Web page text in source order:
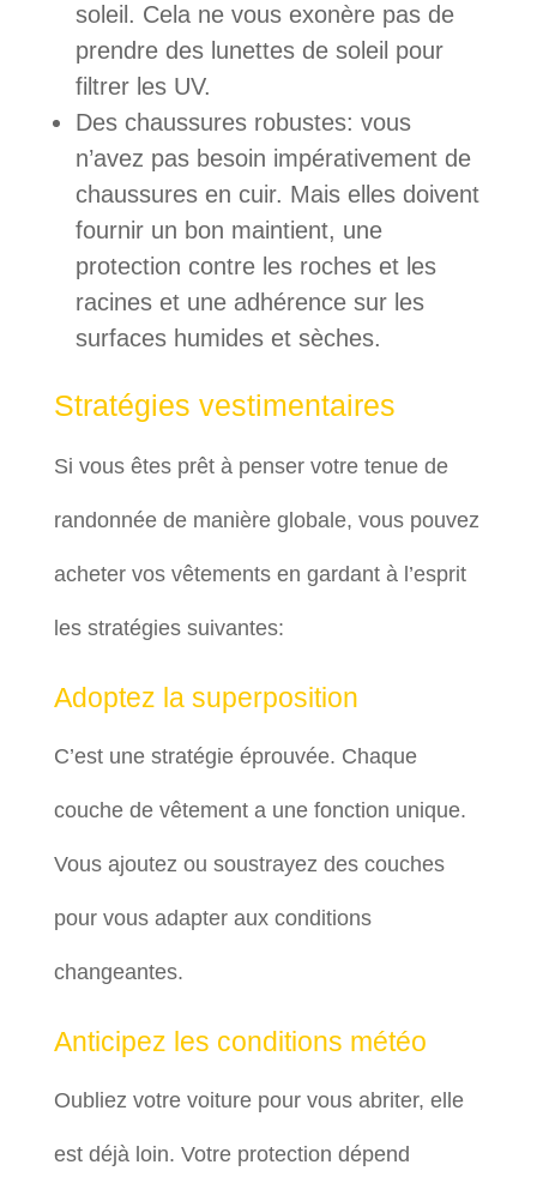
soleil. Cela ne vous exonère pas de
prendre des lunettes de soleil pour
filtrer les UV.
Des chaussures robustes: vous
n’avez pas besoin impérativement de
chaussures en cuir. Mais elles doivent
fournir un bon maintient, une
protection contre les roches et les
racines et une adhérence sur les
surfaces humides et sèches.
Stratégies vestimentaires
Si vous êtes prêt à penser votre tenue de
randonnée de manière globale, vous pouvez
acheter vos vêtements en gardant à l’esprit
les stratégies suivantes:
Adoptez la superposition
C’est une stratégie éprouvée. Chaque
couche de vêtement a une fonction unique.
Vous ajoutez ou soustrayez des couches
pour vous adapter aux conditions
changeantes.
Anticipez les conditions météo
Oubliez votre voiture pour vous abriter, elle
est déjà loin. Votre protection dépend